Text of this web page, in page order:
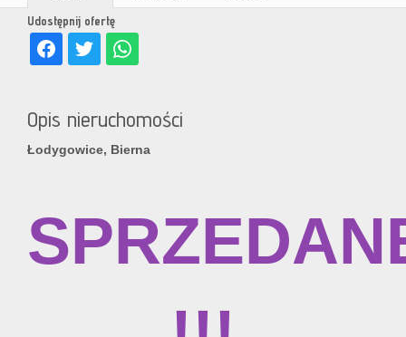
Udostępnij ofertę
Opis nieruchomości
Łodygowice, Bierna